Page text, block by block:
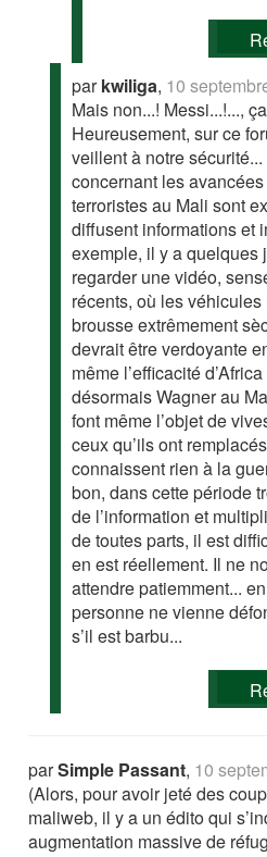
parkwiliga, 10
Mais non...! Messi...!...,
Heureusement, sur ce
veillent à notre
concernant les
terroristes au Mali sont
diffusent informations et
exemple, il y a quelques
regarder une vidéo,
récents, où les
brousse extrêmement
devrait être verdoyante
même l’efficacité
désormais Wagner au
font même l’objet de
ceux qu’ils ont
connaissent rien à la
bon, dans cette période
de l’information et
de toutes parts, il est
en est réellement. Il ne
attendre patiemment...
personne ne vienne
s’il est barbu...
parSimple Passant, 10
(Alors, pour avoir jeté des
maliweb, il y a un édito qui
augmentation massive de